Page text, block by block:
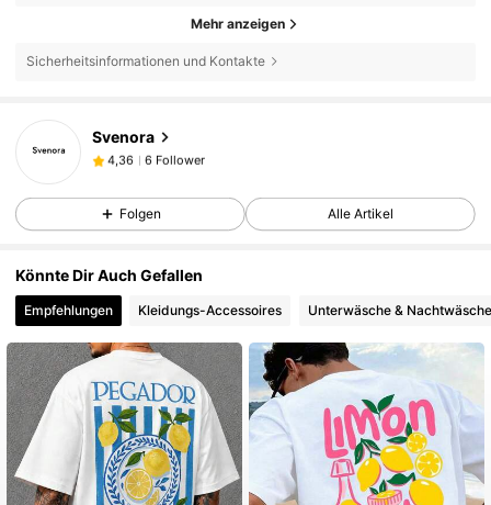
Mehr anzeigen
Sicherheitsinformationen und Kontakte
Svenora
4,36
6 Follower
D***yistVor 1 Tag
4,36 6 Follower
4,36
6 Follower
Folgen Alle Artikel
Könnte Dir Auch Gefallen
Empfehlungen Kleidungs-Accessoires Unterwäsche & Nachtwäsche